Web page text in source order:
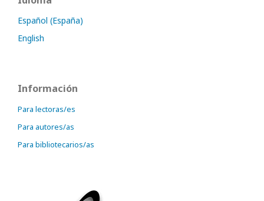
Español (España)
English
Información
Para lectoras/es
Para autores/as
Para bibliotecarios/as